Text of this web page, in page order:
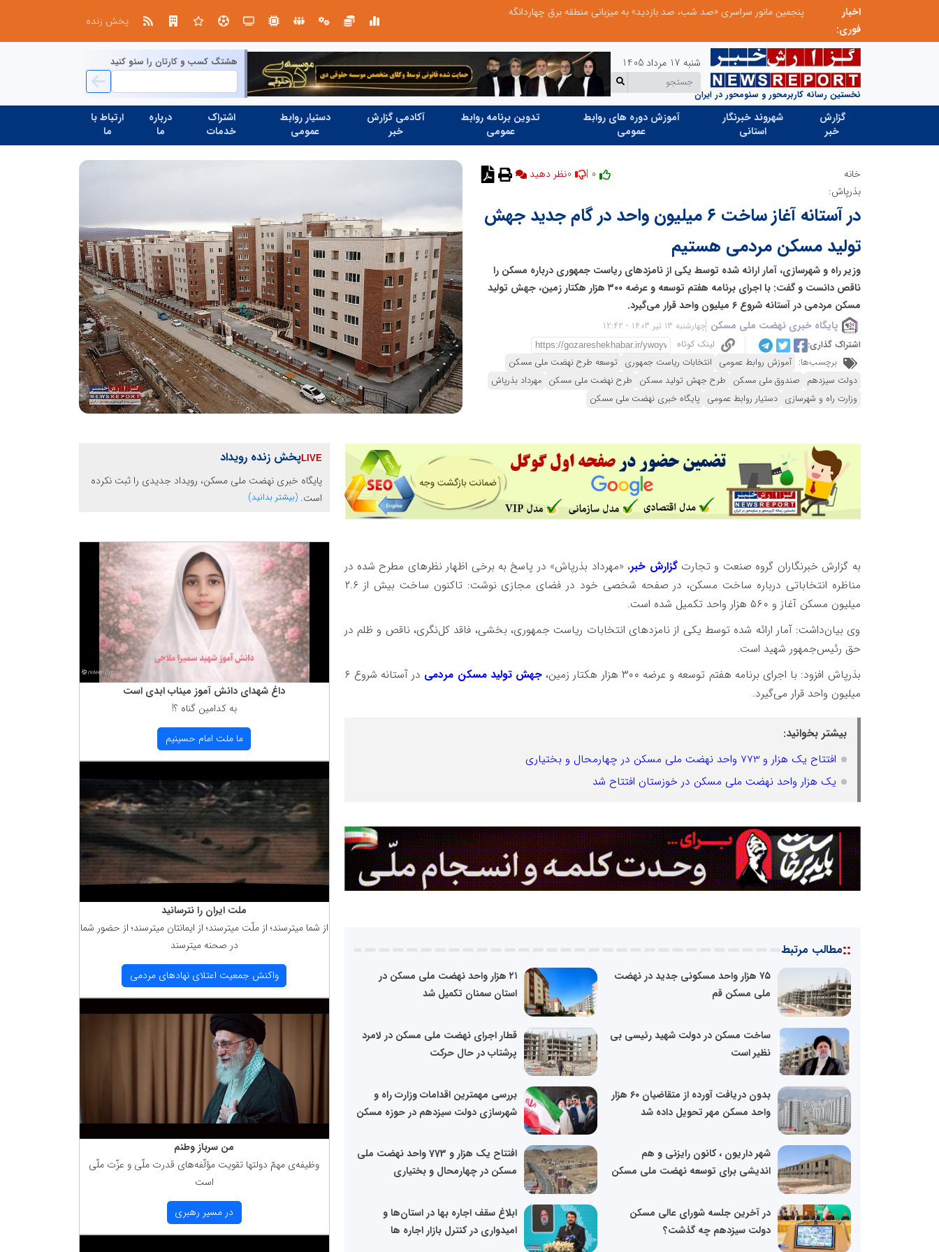
اخبار
فوری:
پنجمین مانور سراسری «صد شب، صد بازدید» به میزبانی منطقه برق چهاردانگه شانزدهمین مانور سراسری طرح مهتاب در استان تهران به میزبانی منطقه برق لواسان
پخش زنده
نخستین رسانه کاربرمحور و سئومحور در ایران
شنبه 17 مرداد 1405 هشتگ کسب و کارتان را سئو کنید
گزارش
خبر
شهروند خبرنگار
استانی
آموزش دوره های روابط
عمومی
تدوین برنامه روابط
عمومی
آکادمی گزارش
خبر
دستیار روابط
عمومی
اشتراک
خدمات
درباره
ما
ارتباط با
ما
خانه
بذرپاش:
در آستانه آغاز ساخت ۶ میلیون واحد در گام جدید جهش
تولید مسکن مردمی هستیم
وزیر راه و شهرسازی، آمار ارائه شده توسط یکی از نامزدهای ریاست جمهوری درباره مسکن را
ناقص دانست و گفت: با اجرای برنامه هفتم توسعه و عرضه ۳۰۰ هزار هکتار زمین، جهش تولید
مسکن مردمی در آستانه‌ شروع ۶ میلیون واحد قرار می‌گیرد.
پایگاه خبری نهضت ملی مسکن چهارشنبه 13 تیر 1403 - 12:42
اشتراک گذاری:
لینک کوتاه
برچسب‌ها: آموزش روابط عمومی انتخابات ریاست جمهوری توسعه طرح نهضت ملی مسکن
دولت سیزدهم صندوق ملی مسکن طرح جهش تولید مسکن طرح نهضت ملی مسکن مهرداد بذرپاش
وزارت راه و شهرسازی دستیار روابط عمومی پایگاه خبری نهضت ملی مسکن
به گزارش خبرنگاران گروه صنعت و تجارتگزارش خبر، «مهرداد بذرپاش» در پاسخ به برخی اظهار نظرهای مطرح شده در
مناظره انتخاباتی درباره ساخت مسکن، در صفحه شخصی خود در فضای مجازی نوشت: تاکنون ساخت بیش از ۲.۶
میلیون مسکن آغاز و ۵۶۰ هزار واحد تکمیل شده است.
وی بیان‌داشت: آمار ارائه شده توسط یکی از نامزدهای انتخابات ریاست جمهوری، بخشی، فاقد کل‌نگری، ناقص و ظلم در
حق رئیس‌جمهور شهید است.
بذرپاش افزود: با اجرای برنامه هفتم توسعه و عرضه ۳۰۰ هزار هکتار زمین،
جهش تولید مسکن مردمی
در آستانه‌ شروع ۶
میلیون واحد قرار می‌گیرد.
بیشتر بخوانید:
افتتاح یک هزار و 773 واحد نهضت ملی مسکن در چهارمحال و بختیاری
یک هزار واحد نهضت ملی مسکن در خوزستان افتتاح شد
::مطالب مرتبط
۷۵ هزار واحد مسکونی جدید در نهضت
ملی مسکن قم
۲۱ هزار واحد نهضت ملی مسکن در
استان سمنان تکمیل شد
ساخت مسکن در دولت شهید رئیسی بی
نظیر است
قطار اجرای نهضت ملی مسکن در لامرد
پرشتاب در حال حرکت
بدون دریافت آورده از متقاضیان ۶۰ هزار
واحد مسکن مهر تحویل داده شد
بررسی مهمترین اقدامات وزارت راه و
شهرسازی دولت سیزدهم در حوزه مسکن
شهر داریون ، کانون رایزنی و هم
اندیشی برای توسعه نهضت ملی مسکن
افتتاح یک هزار و 773 واحد نهضت ملی
مسکن در چهارمحال و بختیاری
در آخرین جلسه شورای عالی مسکن
دولت سیزدهم چه گذشت؟
ابلاغ سقف اجاره بها در استان‌ها و
امیدواری در کنترل بازار اجاره ها
پخش زنده رویداد
پایگاه خبری نهضت ملی مسکن، رویداد جدیدی را ثبت نکرده
است. (بیشتر بدانید)
داغ شهدای دانش آموز میناب ابدی است
به كدامین گناه ؟!
ما ملت امام حسینیم
ملت ایران را نترسانید
از شما میترسند؛ از ملّت میترسند؛ از ایمانتان میترسند؛ از حضور شما
در صحنه میترسند
واكنش جمعیت اعتلای نهادهای مردمی
من سرباز وطنم
وظیفه‌ی مهمّ دولتها تقویت مؤلّفه‌های قدرت ملّی و عزّت ملّی
است
در مسیر رهبری